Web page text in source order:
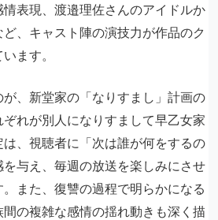
表現、渡邉理佐さんのアイドルか
、キャスト陣の演技力が作品のク
ます。
、新堂家の「なりすまし」計画の
れが別人になりすまして早乙女家
、視聴者に「次は誰が何をするの
与え、毎週の放送を楽しみにさせ
また、復讐の過程で明らかになる
の複雑な感情の揺れ動きも深く描